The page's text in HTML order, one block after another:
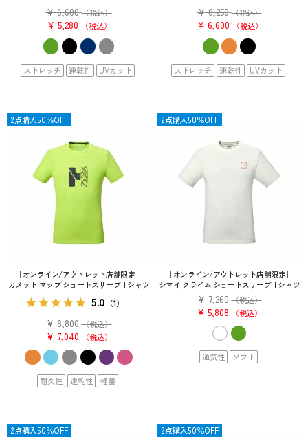
¥ 6,600 （税込）
¥ 5,280 税込
ストレッチ 速乾性 UVカット
¥ 8,250 （税込）
¥ 6,600 税込
ストレッチ 速乾性 UVカット
［オンライン/アウトレット店舗限定］
カメット マップ ショートスリーブ Tシャツ
5.0 （1）
¥ 8,800 （税込）
¥ 7,040 税込
SALE
耐久性 速乾性 軽量
2点購入50％OFF
［オンライン/アウトレット店舗限定］
シマイ クライム ショートスリーブ Tシャツ
¥ 7,260 （税込）
¥ 5,808 税込
SALE
通気性 ソフト
2点購入50％OFF
SALE
2点購入50％OFF SALE
2点購入50％OFF